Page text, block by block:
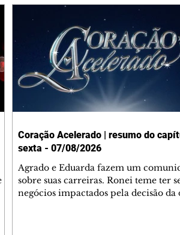
Coração Acelerado | resumo do
sexta - 07/08/2026
Agrado e Eduarda fazem um
sobre suas carreiras. Ronei teme ter
negócios impactados pela decisão da